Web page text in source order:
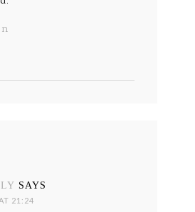
SAYS
21:24